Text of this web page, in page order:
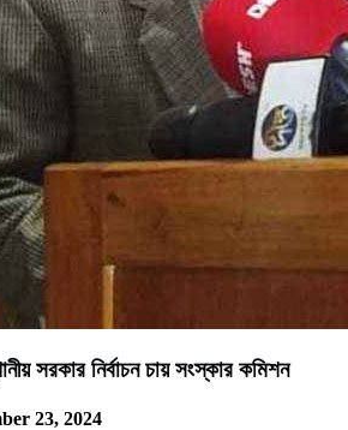
সরকার নির্বাচন চায় সংস্কার কমিশন
23, 2024